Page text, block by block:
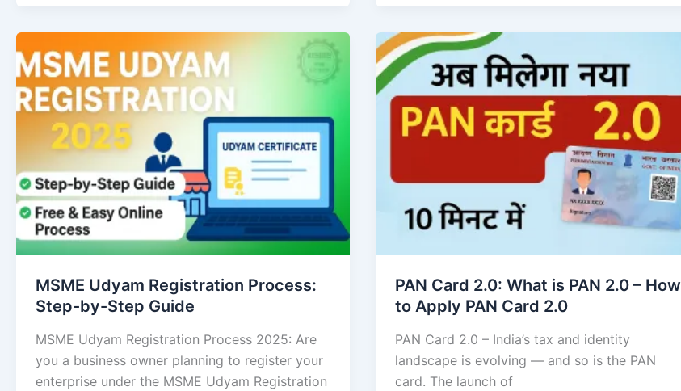
MSME Udyam Registration Process:
Step-by-Step Guide
MSME Udyam Registration Process 2025: Are
you a business owner planning to register your
enterprise under the MSME Udyam Registration
PAN Card 2.0: What is PAN 2.0 – How
to Apply PAN Card 2.0
PAN Card 2.0 – India’s tax and identity
landscape is evolving — and so is the PAN
card. The launch of